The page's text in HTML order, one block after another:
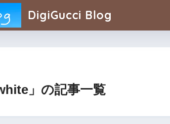
DigiGucci Blog
」の記事一覧